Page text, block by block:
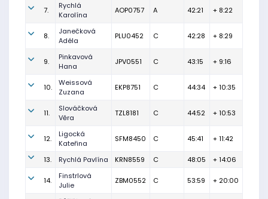
7.
Rychlá
Karolína
AOP0757 A 42:21 + 8:22
8.
Janečková
Adéla
PLU0452 C 42:28 + 8:29
9.
Pinkavová
Hana
JPV0551 C 43:15 + 9:16
10.
Weissová
Zuzana
EKP8751 C 44:34 + 10:35
11.
Slováčková
Věra
TZL8181 C 44:52 + 10:53
12.
Ligocká
Kateřina
SFM8450 C 45:41 + 11:42
13. Rychlá Pavlína KRN8559 C 48:05 + 14:06
14.
Finstrlová
Julie
ZBM0552 C 53:59 + 20:00